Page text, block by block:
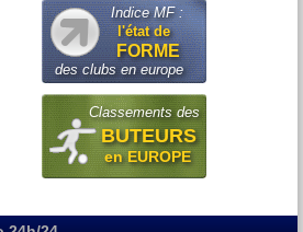
Indice MF :
l'état de
FORME
des clubs en europe
Classements des
BUTEURS
en EUROPE